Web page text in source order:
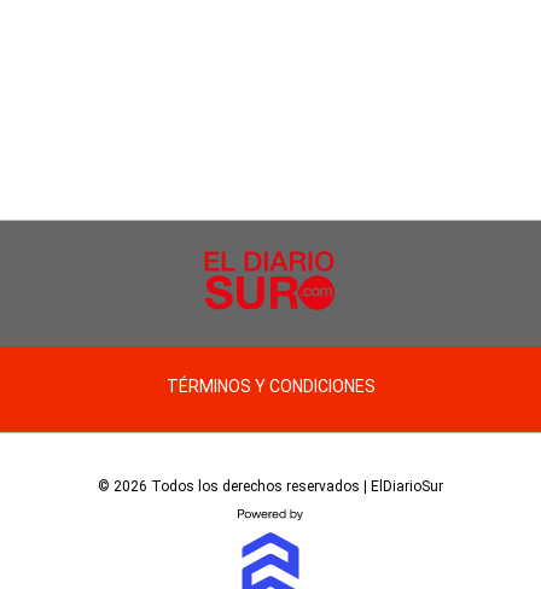
TÉRMINOS Y CONDICIONES
© 2026 Todos los derechos reservados | ElDiarioSur